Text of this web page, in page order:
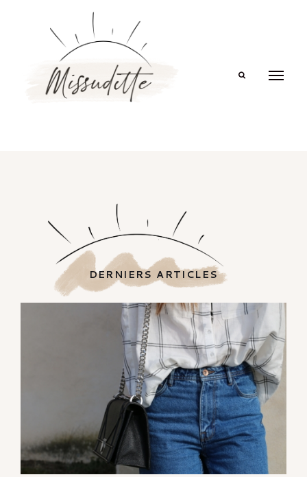
DERNIERS ARTICLES